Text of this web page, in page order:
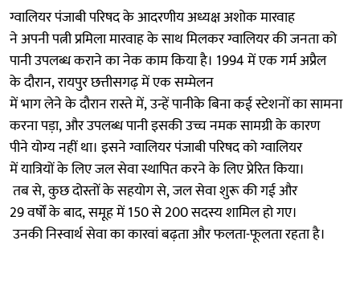
ग्वालियर पंजाबी परिषद के आदरणीय अध्यक्ष अशोक मारवाह
ने अपनी पत्नी प्रमिला मारवाह के साथ मिलकर ग्वालियर की जनता को
पानी उपलब्ध कराने का नेक काम किया है। 1994 में एक गर्म अप्रैल
के दौरान, रायपुर छत्तीसगढ़ में एक सम्मेलन
में भाग लेने के दौरान रास्ते में, उन्हें पानीके बिना कई स्टेशनों का सामना
करना पड़ा, और उपलब्ध पानी इसकी उच्च नमक सामग्री के कारण
पीने योग्य नहीं था। इसने ग्वालियर पंजाबी परिषद को ग्वालियर
में यात्रियों के लिए जल सेवा स्थापित करने के लिए प्रेरित किया।
तब से, कुछ दोस्तों के सहयोग से, जल सेवा शुरू की गई और
29 वर्षों के बाद, समूह में 150 से 200 सदस्य शामिल हो गए।
उनकी निस्वार्थ सेवा का कारवां बढ़ता और फलता-फूलता रहता है।